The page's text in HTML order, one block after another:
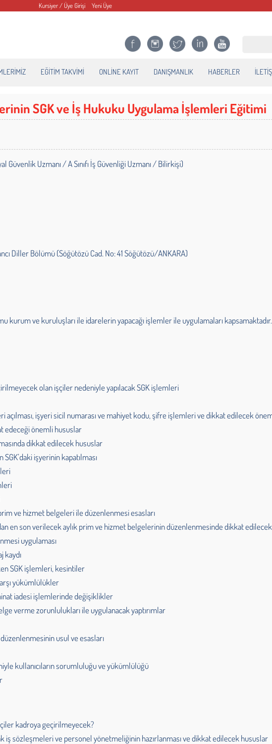
Kursiyer / Üye Girişi Yeni Üye
EĞİTİM TAKVİMİ ONLİNE KAYIT DANIŞMANLIK HABERLER
SGK ve İş Hukuku Uygulama İşlemleri Eğitimi
Güvenlik Uzmanı / A Sınıfı İş Güvenliği Uzmanı / Bilirkişi)
Diller Bölümü (Söğütözü Cad. No: 41 Söğütözü/ANKARA)
ve kuruluşları ile idarelerin yapacağı işlemler ile uygulamaları kapsamaktadır.
olan işçiler nedeniyle yapılacak SGK işlemleri
açılması, işyeri sicil numarası ve mahiyet kodu, şifre işlemleri ve dikkat edilecek
edeceği önemli hususlar
dikkat edilecek hususlar
işyerinin kapatılması
ve hizmet belgeleri ile düzenlenmesi esasları
en son verilecek aylık prim ve hizmet belgelerinin düzenlenmesinde dikkat
uygulaması
kaydı
SGK işlemleri, kesintiler
yükümlülükler
iadesi işlemlerinde değişiklikler
verme zorunlulukları ile uygulanacak yaptırımlar
usul ve esasları
kullanıcıların sorumluluğu ve yükümlülüğü
kadroya geçirilmeyecek?
iş sözleşmeleri ve personel yönetmeliğinin hazırlanması ve dikkat edilecek hususlar